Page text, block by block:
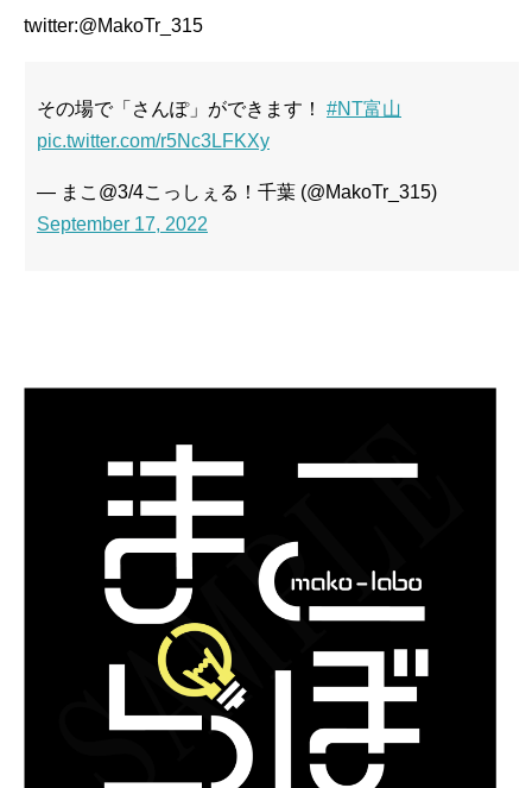
twitter:@MakoTr_315
その場で「さんぽ」ができます！ #NT富山
pic.twitter.com/r5Nc3LFKXy
— まこ@3/4こっしぇる！千葉 (@MakoTr_315)
September 17, 2022